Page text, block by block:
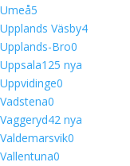
Umeå5
Upplands Väsby4
Upplands-Bro0
Uppsala125 nya
Uppvidinge0
Vadstena0
Vaggeryd42 nya
Valdemarsvik0
Vallentuna0